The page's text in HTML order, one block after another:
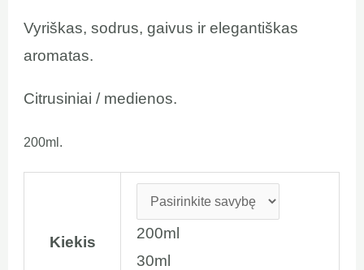
Vyriškas, sodrus, gaivus ir elegantiškas
aromatas.
Citrusiniai / medienos.
200ml.
Kiekis
200ml
30ml